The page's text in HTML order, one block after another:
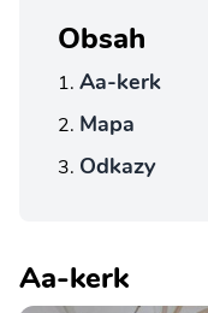
Obsah
Aa-kerk
Mapa
Odkazy
Aa-kerk